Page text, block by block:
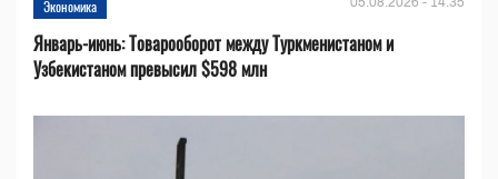
Экономика
Январь-июнь: Товарооборот между Туркменистаном и
Узбекистаном превысил $598 млн